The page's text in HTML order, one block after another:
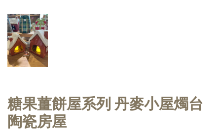
糖果薑餅屋系列 丹麥小屋燭台
陶瓷房屋